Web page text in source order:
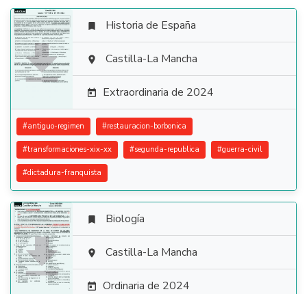

 Historia de España
 Castilla-La Mancha
 Extraordinaria de 2024
#antiguo-regimen #restauracion-borbonica
#transformaciones-xix-xx #segunda-republica #guerra-civil
#dictadura-franquista

 Biología
 Castilla-La Mancha
 Ordinaria de 2024